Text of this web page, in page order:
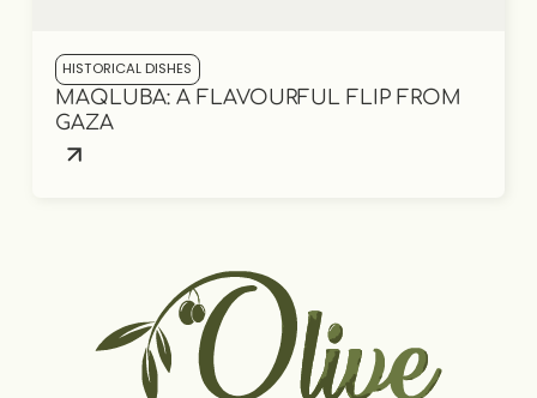
HISTORICAL DISHES
MAQLUBA: A FLAVOURFUL FLIP FROM
GAZA